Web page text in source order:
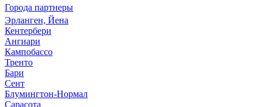
Города партнеры
Эрланген, Йена
Кентербери
Ангиари
Кампобассо
Тренто
Бари
Сент
Блумингтон-Нормал
Сарасота